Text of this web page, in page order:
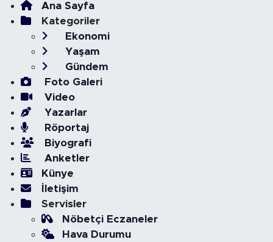
Ana Sayfa
Kategoriler
Ekonomi
Yaşam
Gündem
Foto Galeri
Video
Yazarlar
Röportaj
Biyografi
Anketler
Künye
İletişim
Servisler
Nöbetçi Eczaneler
Hava Durumu